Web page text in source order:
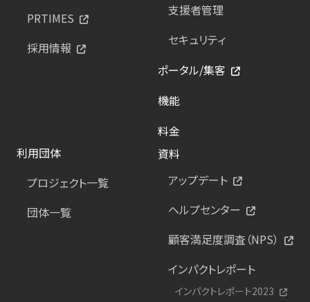
PRTIMES
採用情報
支援者管理
セキュリティ
ポータル/集客
機能
料金
利用団体
プロジェクト一覧
団体一覧
資料
アップデート
ヘルプセンター
顧客満足度調査（NPS）
インパクトレポート
インパクトレポート2023